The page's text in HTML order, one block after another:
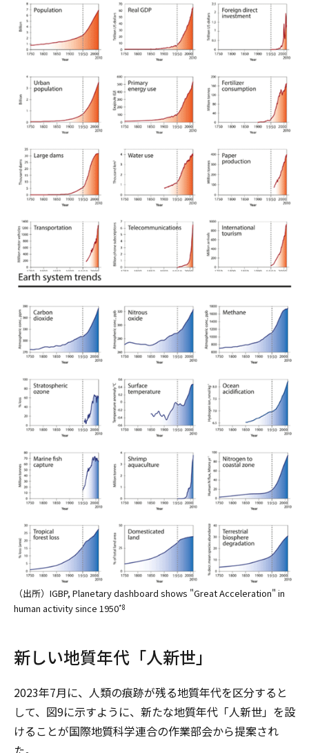
（出所）IGBP, Planetary dashboard shows "Great Acceleration" in
human activity since 1950*8
新しい地質年代「人新世」
2023年7月に、人類の痕跡が残る地質年代を区分すると
して、図9に示すように、新たな地質年代「人新世」を設
けることが国際地質科学連合の作業部会から提案され